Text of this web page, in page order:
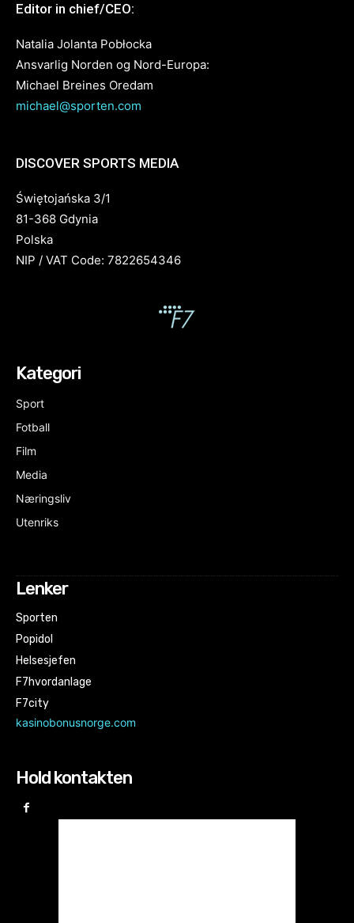
Editor in chief/CEO:
Natalia Jolanta Pobłocka
Ansvarlig Norden og Nord-Europa:
Michael Breines Oredam
michael@sporten.com
DISCOVER SPORTS MEDIA
Świętojańska 3/1
81-368 Gdynia
Polska
NIP / VAT Code: 7822654346
Kategori
Sport
Fotball
Film
Media
Næringsliv
Utenriks
Lenker
Sporten
Popidol
Helsesjefen
F7hvordanlage
F7city
kasinobonusnorge.com
Hold kontakten